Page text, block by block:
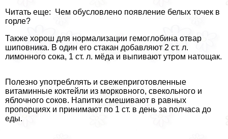
Читать еще: Чем обусловлено появление белых точек в
горле?
Также хорош для нормализации гемоглобина отвар
шиповника. В один его стакан добавляют 2 ст. л.
лимонного сока, 1 ст. л. мёда и выпивают утром натощак.
Полезно употрeбллять и свежеприготовленные
витаминные коктейли из морковного, свекольного и
яблочного соков. Напитки смешивают в равных
пропорциях и принимают по 1 ст. в день за полчаса до
еды.